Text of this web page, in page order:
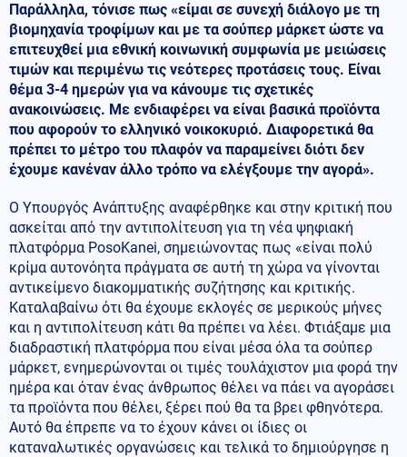
Παράλληλα, τόνισε πως «είμαι σε συνεχή διάλογο με τη
βιομηχανία τροφίμων και με τα σούπερ μάρκετ ώστε να
επιτευχθεί μια εθνική κοινωνική συμφωνία με μειώσεις
τιμών και περιμένω τις νεότερες προτάσεις τους. Είναι
θέμα 3-4 ημερών για να κάνουμε τις σχετικές
ανακοινώσεις. Με ενδιαφέρει να είναι βασικά προϊόντα
που αφορούν το ελληνικό νοικοκυριό. Διαφορετικά θα
πρέπει το μέτρο του πλαφόν να παραμείνει διότι δεν
έχουμε κανέναν άλλο τρόπο να ελέγξουμε την αγορά».
Ο Υπουργός Ανάπτυξης αναφέρθηκε και στην κριτική που
ασκείται από την αντιπολίτευση για τη νέα ψηφιακή
πλατφόρμα PosoKanei, σημειώνοντας πως «είναι πολύ
κρίμα αυτονόητα πράγματα σε αυτή τη χώρα να γίνονται
αντικείμενο διακομματικής συζήτησης και κριτικής.
Καταλαβαίνω ότι θα έχουμε εκλογές σε μερικούς μήνες
και η αντιπολίτευση κάτι θα πρέπει να λέει. Φτιάξαμε μια
διαδραστική πλατφόρμα που είναι μέσα όλα τα σούπερ
μάρκετ, ενημερώνονται οι τιμές τουλάχιστον μια φορά την
ημέρα και όταν ένας άνθρωπος θέλει να πάει να αγοράσει
τα προϊόντα που θέλει, ξέρει πού θα τα βρει φθηνότερα.
Αυτό θα έπρεπε να το έχουν κάνει οι ίδιες οι
καταναλωτικές οργανώσεις και τελικά το δημιούργησε η